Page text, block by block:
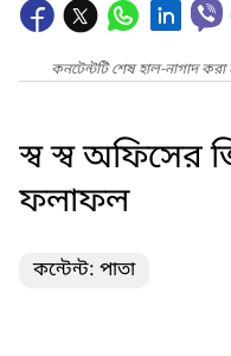
কনটেন্টটি শেষ হাল-নাগাদ
স্ব স্ব
ফলাফল
কন্টেন্ট: পাতা